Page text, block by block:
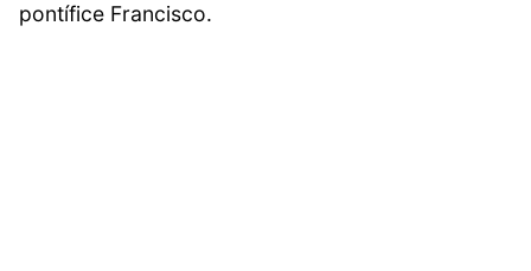
pontífice Francisco.